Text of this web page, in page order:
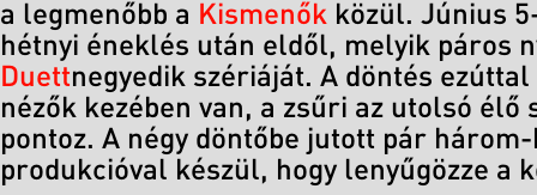
a legmenőbb a Kismenők közül. Június
hétnyi éneklés után eldől, melyik páros
Duettnegyedik szériáját. A döntés
nézők kezében van, a zsűri az utolsó élő
pontoz. A négy döntőbe jutott pár
produkcióval készül, hogy lenyűgözze a